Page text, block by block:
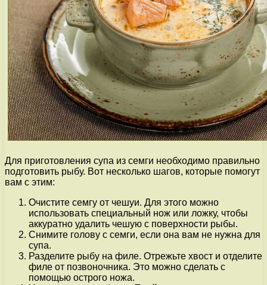
Для приготовления супа из семги необходимо правильно
подготовить рыбу. Вот несколько шагов, которые помогут
вам с этим:
Очистите семгу от чешуи. Для этого можно
использовать специальный нож или ложку, чтобы
аккуратно удалить чешую с поверхности рыбы.
Снимите голову с семги, если она вам не нужна для
супа.
Разделите рыбу на филе. Отрежьте хвост и отделите
филе от позвоночника. Это можно сделать с
помощью острого ножа.